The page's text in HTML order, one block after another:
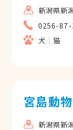
新潟県新
0256-87-
犬
猫
宮島動
新潟県新